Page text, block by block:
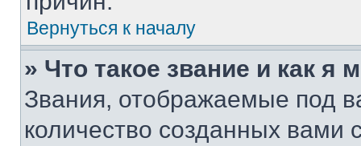
Вернуться к началу
» Что такое звание и как я
Звания, отображаемые под
количество созданных